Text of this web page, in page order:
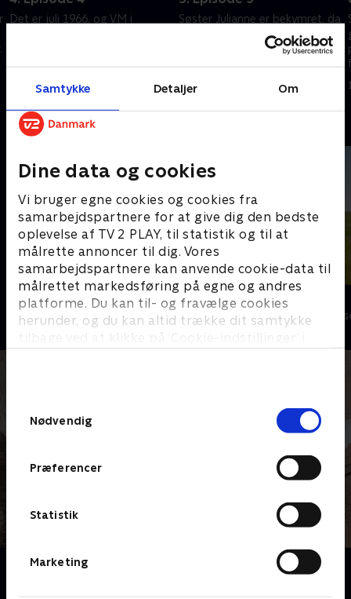
Samtykke Detaljer Om
Dine data og cookies
Vi bruger egne cookies og cookies fra
samarbejdspartnere for at give dig den bedste
oplevelse af TV 2 PLAY, til statistik og til at
målrette annoncer til dig. Vores
samarbejdspartnere kan anvende cookie-data til
målrettet markedsføring på egne og andres
platforme. Du kan til- og fravælge cookies
herunder, og du kan altid trække dit samtykke
tilbage ved at klikke på ’Cookie-indstillinger’ i
Nødvendig
Præferencer
Statistik
Marketing
Det er juli 1966, og VM i
med at blomstre.
1. maj 2023 • 59 min
Søster Julianne er bekymret, da
en baby udviser mærkelige
symptomer. Hun får hjælp af
1. maj 2023 • 58 min
Andre så også
Badehotellet
Drama • 10 sæsoner
Doc Martin
Drama • 10
Om Jordemoderen